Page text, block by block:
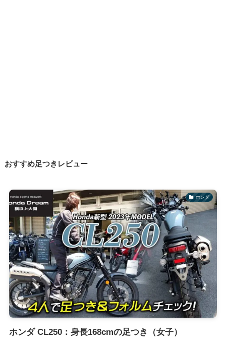
おすすめ足つきレビュー
ホンダ
ホンダ CL250：身長168cmの足つき（女子）